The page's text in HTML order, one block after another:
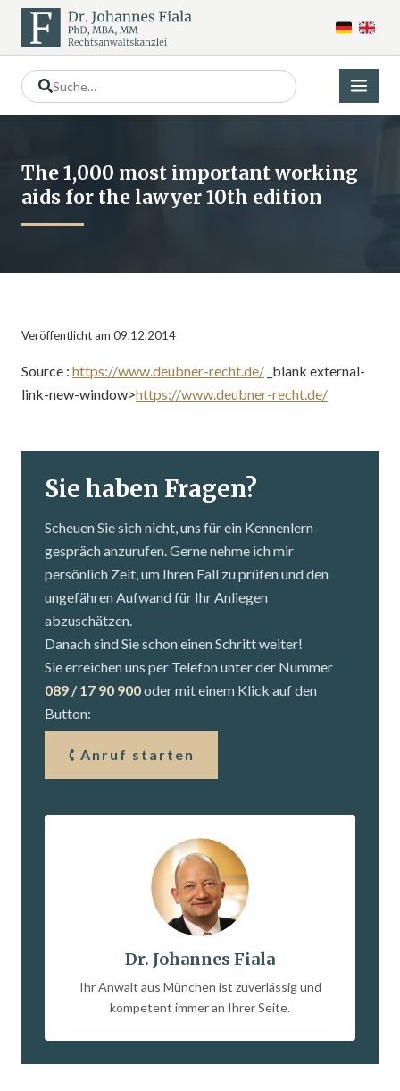
The 1,000 most important working
aids for the lawyer 10th edition
Veröffentlicht am 09.12.2014
Source : https://www.deubner-recht.de/ _blank external-
link-new-window>https://www.deubner-recht.de/
Sie haben Fragen?
Scheuen Sie sich nicht, uns für ein Kennenlern­
gespräch anzurufen. Gerne nehme ich mir
persönlich Zeit, um Ihren Fall zu prüfen und den
ungefähren Aufwand für Ihr Anliegen
abzuschätzen.
Danach sind Sie schon einen Schritt weiter!
Sie erreichen uns per Telefon unter der Nummer
089 / 17 90 900oder mit einem Klick auf den
Button:
Anruf starten
Dr. Johannes Fiala
Ihr Anwalt aus München ist zuverlässig und
kompetent immer an Ihrer Seite.